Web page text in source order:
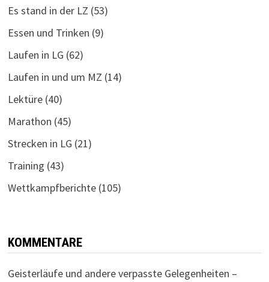
Es stand in der LZ (53)
Essen und Trinken (9)
Laufen in LG (62)
Laufen in und um MZ (14)
Lektüre(40)
Marathon (45)
Strecken in LG (21)
Training (43)
Wettkampfberichte(105)
KOMMENTARE
Geisterläufe und andere verpasste Gelegenheiten –